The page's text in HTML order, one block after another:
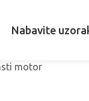
Nabavite
motor